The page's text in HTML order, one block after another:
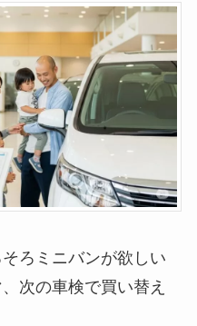
ろミニバンが欲しい
次の車検で買い替え